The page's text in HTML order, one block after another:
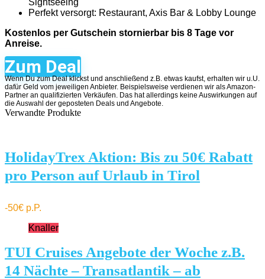
Sightseeing
Perfekt versorgt: Restaurant, Axis Bar & Lobby Lounge
Kostenlos per Gutschein stornierbar bis 8 Tage vor
Anreise.
Zum Deal
Wenn Du zum Deal klickst und anschließend z.B. etwas kaufst, erhalten wir u.U.
dafür Geld vom jeweiligen Anbieter. Beispielsweise verdienen wir als Amazon-
Partner an qualifizierten Verkäufen. Das hat allerdings keine Auswirkungen auf
die Auswahl der geposteten Deals und Angebote.
Verwandte Produkte
HolidayTrex Aktion: Bis zu 50€ Rabatt
pro Person auf Urlaub in Tirol
-50€ p.P.
Knaller
TUI Cruises Angebote der Woche z.B.
14 Nächte – Transatlantik – ab